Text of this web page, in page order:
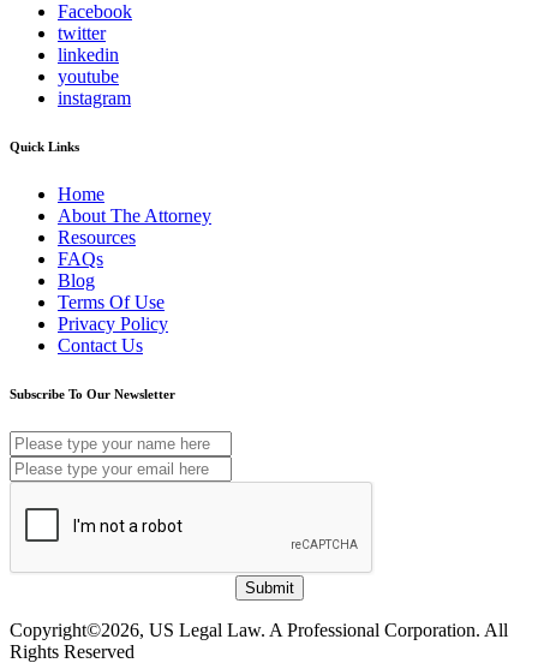
Facebook
twitter
linkedin
youtube
instagram
Quick Links
Home
About The Attorney
Resources
FAQs
Blog
Terms Of Use
Privacy Policy
Contact Us
Subscribe To Our Newsletter
Submit
Copyright©2026, US Legal Law. A Professional Corporation. All
Rights Reserved